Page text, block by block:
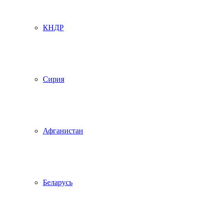
КНДР
Сирия
Афганистан
Беларусь